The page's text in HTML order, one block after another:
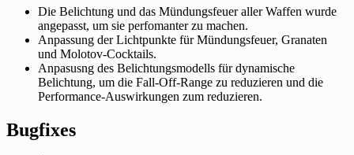
Die Belichtung und das Mündungsfeuer aller Waffen wurde
angepasst, um sie perfomanter zu machen.
Anpassung der Lichtpunkte für Mündungsfeuer, Granaten
und Molotov-Cocktails.
Anpasusng des Belichtungsmodells für dynamische
Belichtung, um die Fall-Off-Range zu reduzieren und die
Performance-Auswirkungen zum reduzieren.
Bugfixes